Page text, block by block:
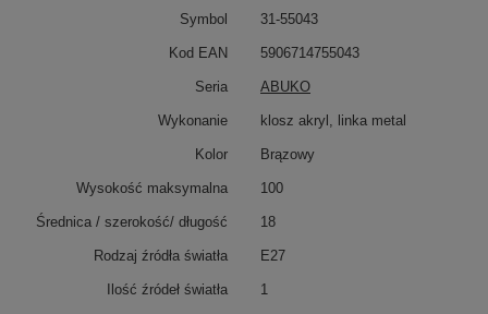
Symbol 31-55043
Kod EAN 5906714755043
Seria ABUKO
Wykonanie klosz akryl, linka metal
Kolor Brązowy
Wysokość maksymalna 100
Średnica / szerokość/ długość 18
Rodzaj źródła światła E27
Ilość źródeł światła 1